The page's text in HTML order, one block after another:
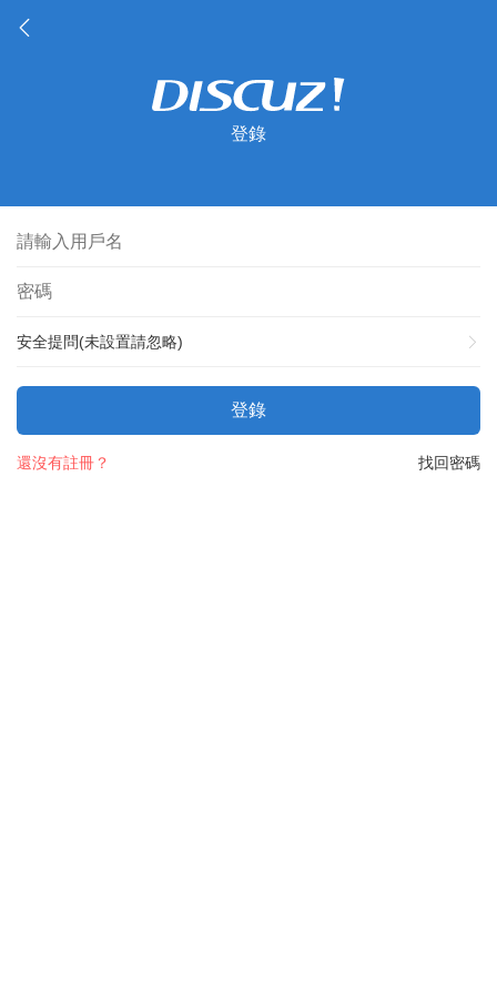
登錄
安全提問(未設置請忽略)
登錄
找回密碼
還沒有註冊？